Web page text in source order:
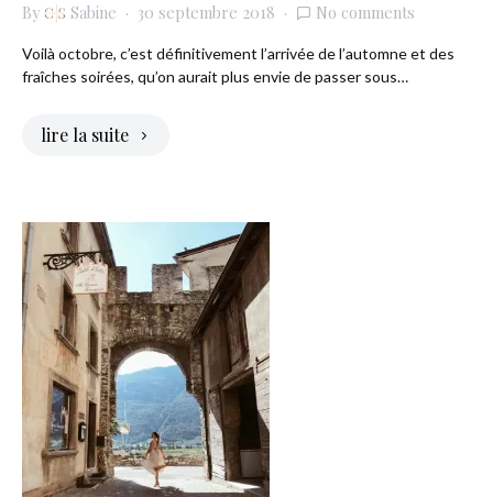
By Sabine 30 septembre 2018 No comments
Voilà octobre, c’est définitivement l’arrivée de l’automne et des
fraîches soirées, qu’on aurait plus envie de passer sous…
lire la suite